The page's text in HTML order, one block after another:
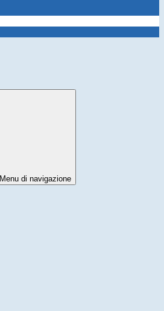
Menu di navigazione